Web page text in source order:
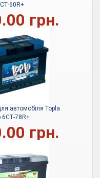
60R+
грн.
автомобіля Topla
6СТ-78R+
грн.